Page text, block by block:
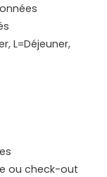
L=Déjeuner,
ou check-out